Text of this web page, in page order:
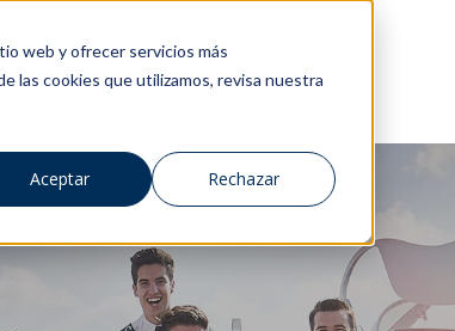
web y ofrecer servicios más
las cookies que utilizamos, revisa nuestra
Aceptar Rechazar